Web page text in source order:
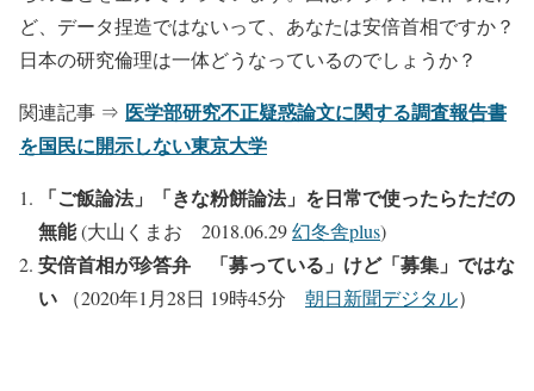
ど、データ捏造ではないって、あなたは安倍首相ですか？
日本の研究倫理は一体どうなっているのでしょうか？
関連記事 ⇒ 医学部研究不正疑惑論文に関する調査報告書
を国民に開示しない東京大学
「ご飯論法」「きな粉餅論法」を日常で使ったらただの
無能(大山くまお 2018.06.29幻冬舎plus)
安倍首相が珍答弁 「募っている」けど「募集」ではな
い （2020年1月28日 19時45分 朝日新聞デジタル）